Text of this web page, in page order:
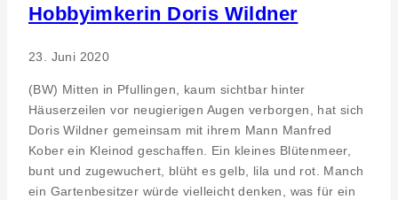
Hobbyimkerin Doris Wildner
23. Juni 2020
(BW) Mitten in Pfullingen, kaum sichtbar hinter
Häuserzeilen vor neugierigen Augen verborgen, hat sich
Doris Wildner gemeinsam mit ihrem Mann Manfred
Kober ein Kleinod geschaffen. Ein kleines Blütenmeer,
bunt und zugewuchert, blüht es gelb, lila und rot. Manch
ein Gartenbesitzer würde vielleicht denken, was für ein